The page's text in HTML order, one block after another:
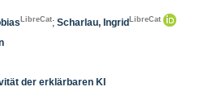
LibreCat;Scharlau, IngridLibreCat
der erklärbaren KI